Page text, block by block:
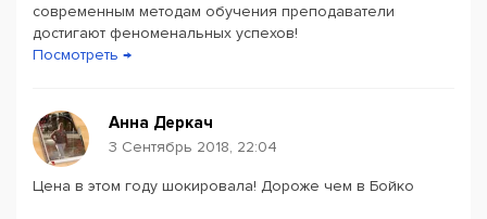
современным методам обучения преподаватели
достигают феноменальных успехов!
Посмотреть →
Анна Деркач
3 Сентябрь 2018, 22:04
Цена в этом году шокировала! Дороже чем в Бойко